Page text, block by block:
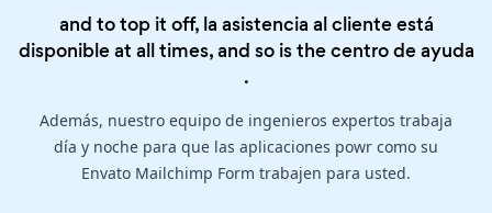
and to top it off, la asistencia al cliente está
disponible at all times, and so is thecentro de ayuda
.
Además, nuestro equipo de ingenieros expertos trabaja
día y noche para que las aplicaciones powr como su
Envato Mailchimp Form trabajen para usted.